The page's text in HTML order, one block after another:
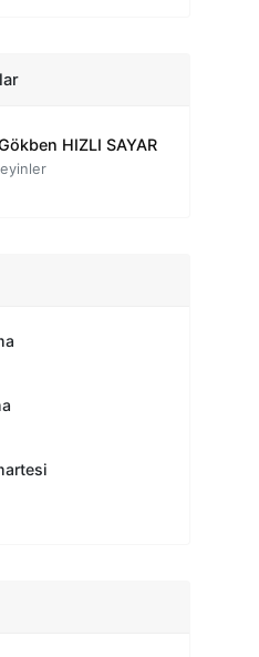
ÖZDEMİR
HIZLI SAYAR
Erol YILDIRIM
Hazal AYAS
Merve ÇEBİ
DEMİR
Aylin EKE